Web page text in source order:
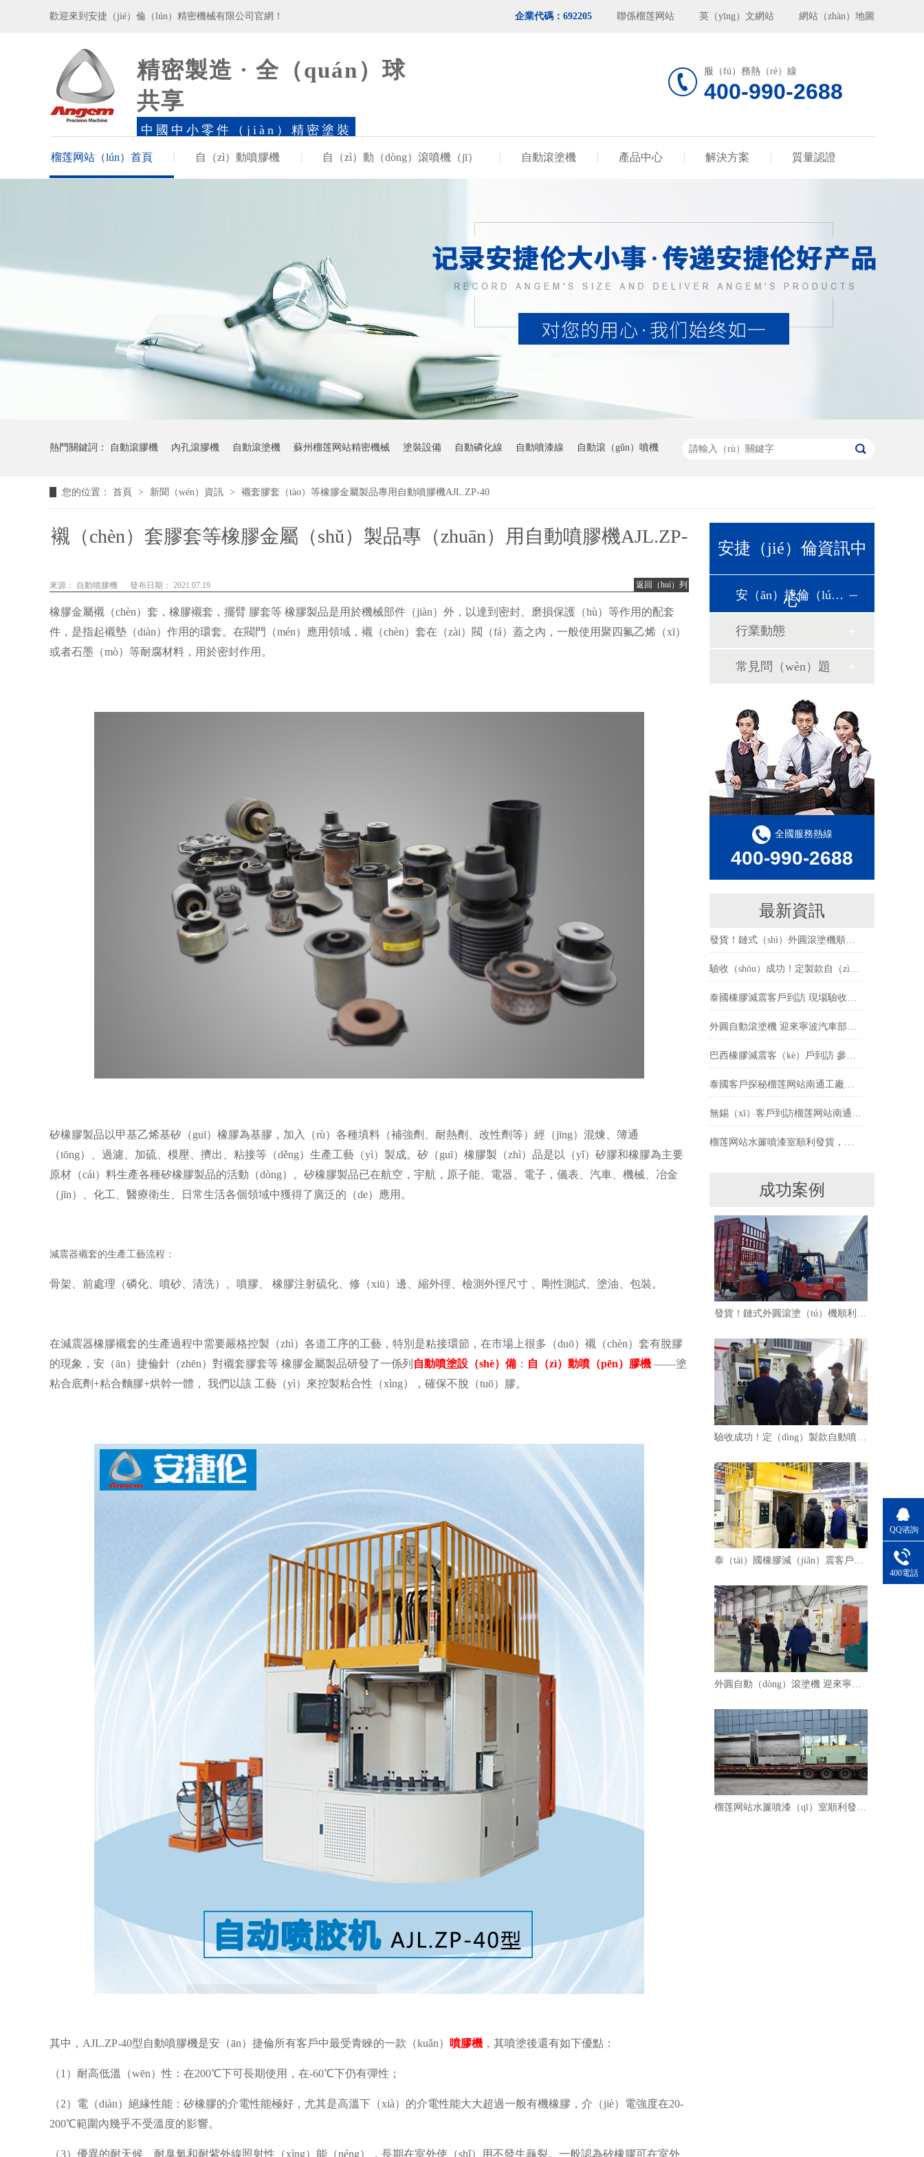
企業代碼：692205 聯係榴莲网站 英（yīng）文網站 網站（zhàn）地圖
歡迎來到安捷（jié）倫（lún）精密機械有限公司官網！
精密製造 · 全（quán）球
共享
中國中小零件（jiàn）精密塗裝
冠領品牌
服（fú）務熱（rè）線
400-990-2688
榴莲网站（lún）首頁 自（zì）動噴膠機 自（zì）動（dòng）滾噴機（jī） 自動滾塗機 產品中心 解決方案 質量認證
熱門關鍵詞： 自動滾膠機 內孔滾膠機 自動滾塗機 蘇州榴莲网站精密機械 塗裝設備 自動磷化線 自動噴漆線 自動滾（gǔn）噴機
您的位置： 首頁 > 新聞（wén）資訊 > 襯套膠套（tào）等橡膠金屬製品專用自動噴膠機AJL.ZP-40
襯（chèn）套膠套等橡膠金屬（shǔ）製品專（zhuān）用自動噴膠機AJL.ZP-
返回（huí）列
來源： 自動噴膠機 發布日期： 2021.07.19
橡膠金屬襯（chèn）套 ， 橡膠襯套 ， 擺臂 膠套等 橡膠製品是用於機械部件（jiàn）外，以達到密封、磨損保護（hù）等作用的配套
件，是指起襯墊（diàn）作用的環套。在閥門（mén）應用領域，襯（chèn）套在（zài）閥（fá）蓋之內，一般使用聚四氟乙烯（xī）
或者石墨（mò）等耐腐材料，用於密封作用。
矽橡膠製品 以甲基乙烯基矽（guī）橡膠為基膠，加入（rù）各種填料（補強劑、耐熱劑、改性劑等）經（jīng）混煉、簿通
（tōng）、過濾、加硫、模壓、擠出、粘接等（děng）生產工藝（yì）製成。矽（guī）橡膠製（zhì）品是以（yǐ）矽膠和橡膠為主要
原材（cái）料生產各種矽橡膠製品的活動（dòng）。 矽橡膠製品已在航空，宇航，原子能、電器、電子，儀表、汽車、機械、冶金
（jīn）、化工、醫療衛生、日常生活各個領域中獲得了廣泛的（de）應用。
減震器襯套的生產工藝流程：
骨架 前處理（磷化、噴砂、清洗） 噴膠 橡膠注射硫化 修（xiū）邊 縮外徑 檢測外徑尺寸 剛性測試 塗油 包裝。
在減震器橡膠襯套的生產過程中需要嚴格控製（zhì）各道工序的工藝，特別是粘接環節，在市場上很多（duō）襯（chèn）套有脫膠
的現象， 安（ān）捷倫針（zhēn）對襯套膠套等 橡膠金屬製品研發了一係列 自動噴塗設（shè）備 ： 自（zì）動噴（pēn）膠機 ——塗
粘合底劑+粘合麵膠+烘幹一體， 我們 以該 工藝（yì）來控製粘合性（xìng），確保不脫（tuō）膠。
其中，AJL.ZP-40型自動噴膠機是安（ān）捷倫所有客戶中最受青睞的一款（kuǎn） 噴膠機 ，其噴塗後還有如下優點：
（1）耐高低溫（wēn）性：在200℃下可長期使用，在-60℃下仍有彈性；
（2）電（diàn）絕緣性能：矽橡膠的介電性能極好，尤其是高溫下（xià）的介電性能大大超過一般有機橡膠，介（jiè）電強度在20-
200℃範圍內幾乎不受溫度的影響。
（3）優異的耐天候、耐臭氧和耐紫外線照射性（xìng）能（néng），長期在室外使（shǐ）用不發生龜裂。一般認為矽橡膠可在室外
安捷（jié）倫資訊中
心 安（ān）捷倫（lún）動（dòng）態
行業動態
常見問（wèn）題
全國服務熱線
400-990-2688
最新資訊
發貨！鏈式（shì）外圓滾塗機順利發寧波橡膠減（jiǎn）震老客戶
驗收（shōu）成功！定製款自（zì）動噴膠機獲橡膠製品客戶高度認可
泰國橡膠減震客戶到訪 現場驗收自動噴膠機PZB40
外圓自動滾塗機 迎來寧波汽車部件老客戶的（de）現場驗（yàn）收
巴西橡膠減震客（kè）戶到訪 參觀（guān）滾膠機、滾塗機（jī）、縮徑（jìng）機
泰國客戶探秘榴莲网站南通工廠（chǎng） 參觀橡膠減震噴膠機PZ20
無錫（xī）客戶到訪榴莲网站南通工廠，滾噴機（jī）打樣圓滿成功
榴莲网站水簾噴漆室順利發貨，助力客戶提升塗裝效率
成功案例
發貨！鏈式外圓滾塗（tú）機順利發寧波橡膠（jiāo）減（jiǎn）震老客戶
泰（tài）國橡膠減（jiǎn）震客戶到訪 現場驗收自動噴膠機PZB40
榴莲网站水簾噴漆（qī）室順利發貨，助力（lì）客戶提升塗裝效率
QQ谘詢
400電話